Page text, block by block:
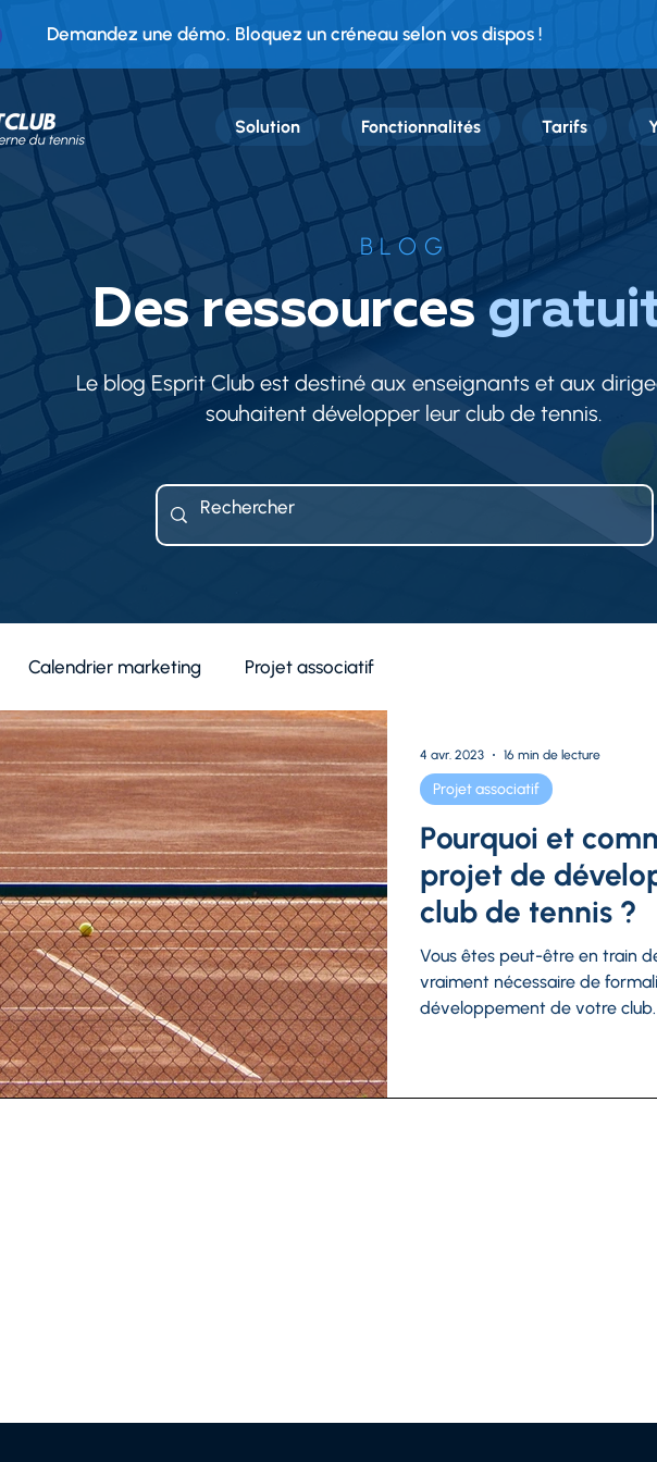
Demandez une démo. Bloquez un créneau selon vos dispos !
Solution Fonctionnalités Tarifs
BLOG
Des ressources
Le blog Esprit Club est destiné aux enseignants et aux
souhaitent développer leur club de tennis.
Calendrier marketing Projet associatif
Pourquoi et
projet de
club de tennis ?
Vous êtes peut-être en train
vraiment nécessaire de
développement de votre club.
Projet associatif
4 avr. 2023 16 min de lecture